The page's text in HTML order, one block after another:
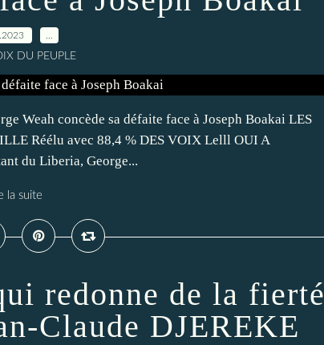
DU PEUPLE
Weah concède sa défaite face à Joseph Boakai LES
Réélu avec 88,4 % DES VOIX Lelll OUI A
du Liberia, George...
la suite
redonne de la fierté
Claude DJEREKE